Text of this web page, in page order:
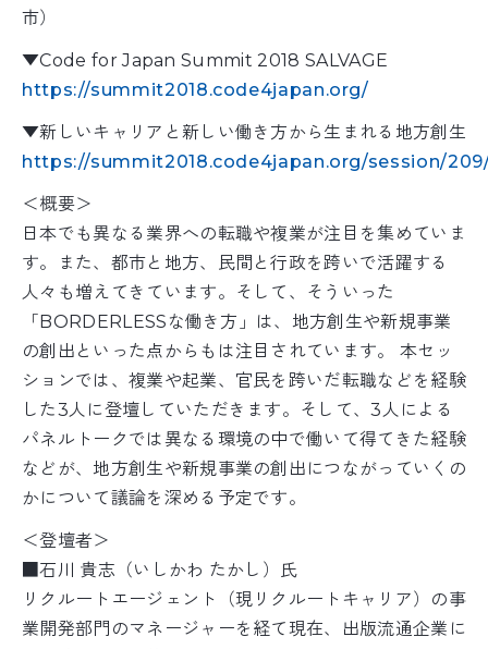
市）
▼Code for Japan Summit 2018 SALVAGE
https://summit2018.code4japan.org/
▼新しいキャリアと新しい働き方から生まれる地方創生
https://summit2018.code4japan.org/session/
＜概要＞
日本でも異なる業界への転職や複業が注目を集めていま
す。また、都市と地方、民間と行政を跨いで活躍する
人々も増えてきています。そして、そういった
「BORDERLESSな働き方」は、地方創生や新規事業
の創出といった点からもは注目されています。 本セッ
ションでは、複業や起業、官民を跨いだ転職などを経験
した3人に登壇していただきます。そして、3人による
パネルトークでは異なる環境の中で働いて得てきた経験
などが、地方創生や新規事業の創出につながっていくの
かについて議論を深める予定です。
＜登壇者＞
■石川 貴志（いしかわ たかし）氏
リクルートエージェント（現リクルートキャリア）の事
業開発部門のマネージャーを経て現在、出版流通企業に